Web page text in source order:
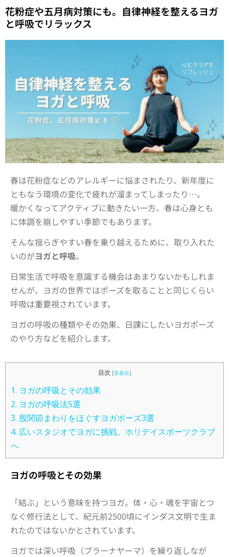
花粉症や五月病対策にも。自律神経を整えるヨガ
と呼吸でリラックス
春は花粉症などのアレルギーに悩まされたり、新年度に
ともなう環境の変化で疲れが溜まってしまったり…。
暖かくなってアクティブに動きたい一方、春は心身とも
に体調を崩しやすい季節でもあります。
そんな揺らぎやすい春を乗り越えるために、取り入れた
いのがヨガと呼吸。
日常生活で呼吸を意識する機会はあまりないかもしれま
せんが、ヨガの世界ではポーズを取ることと同じくらい
呼吸は重要視されています。
ヨガの呼吸の種類やその効果、日課にしたいヨガポーズ
のやり方などを紹介します。
目次 [非表示]
1. ヨガの呼吸とその効果
2. ヨガの呼吸法5選
3. 股関節まわりをほぐすヨガポーズ3選
4. 広いスタジオでヨガに挑戦。ホリデイスポーツクラブ
へ
ヨガの呼吸とその効果
「結ぶ」という意味を持つヨガ。体・心・魂を宇宙とつ
なぐ修行法として、紀元前2500頃にインダス文明で生ま
れたのではないかとされています。
ヨガでは深い呼吸（プラーナヤーマ）を繰り返しなが